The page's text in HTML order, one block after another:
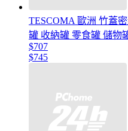
TESCOMA 歐洲 竹蓋
罐 收納罐 零食罐 儲物
$707
$745